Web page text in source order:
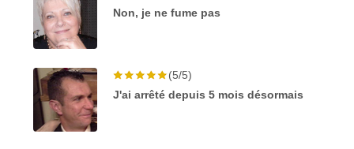
Non, je ne fume pas
(5/5)
J'ai arrêté depuis 5 mois désormais